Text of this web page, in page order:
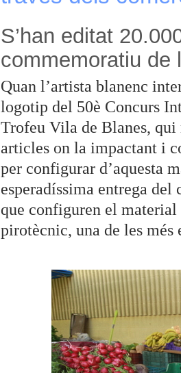
S’han editat
commemoratiu de
Quan l’artista blanenc
logotip del 50è Concurs
Trofeu Vila de Blanes, qui
articles on la impactant i
per configurar d’aquesta
esperadíssima entrega del
que configuren el material
pirotècnic, una de les més